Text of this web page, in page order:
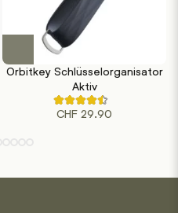
Dieses
Produkt
weist
mehrere
Varianten
können
Orbitkey Schlüsselorganisator
Aktiv
Rated
4.00
1
CHF 29.90